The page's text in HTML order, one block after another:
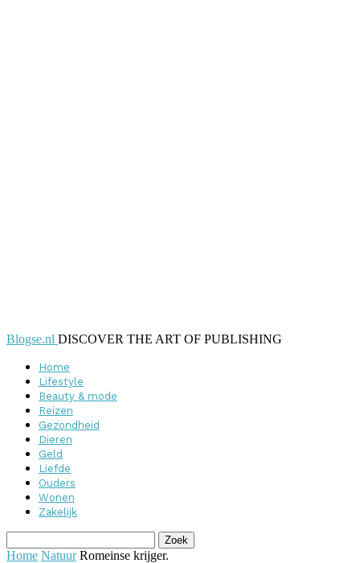
Blogse.nl DISCOVER THE ART OF PUBLISHING
Home
Lifestyle
Beauty & mode
Reizen
Gezondheid
Dieren
Geld
Liefde
Ouders
Wonen
Zakelijk
Home Natuur Romeinse krijger.